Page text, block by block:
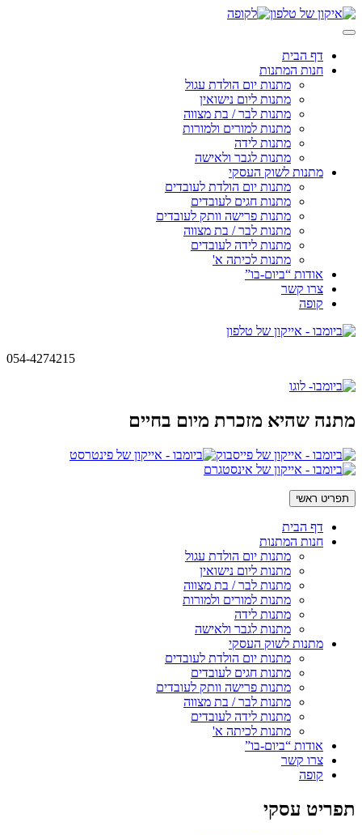
Skip
to
דף הבית
חנות המתנות
מתנות יום הולדת עגול
מתנות ליום נישואין
מתנות לבר / בת מצווה
מתנות למורים ולמורות
מתנות לידה
מתנות לגבר ולאישה
מתנות לשוק העסקי
מתנות יום הולדת לעובדים
מתנות חגים לעובדים
מתנות פרישה וותק לעובדים
מתנות לבר / בת מצווה
מתנות לידה לעובדים
מתנות לכיתה א'
אודות “ביום-בו”
צרו קשר
קופה
054-4274215
מתנה שהיא מזכרת מיום בחיים
תפריט ראשי
דף הבית
חנות המתנות
מתנות יום הולדת עגול
מתנות ליום נישואין
מתנות לבר / בת מצווה
מתנות למורים ולמורות
מתנות לידה
מתנות לגבר ולאישה
מתנות לשוק העסקי
מתנות יום הולדת לעובדים
מתנות חגים לעובדים
מתנות פרישה וותק לעובדים
מתנות לבר / בת מצווה
מתנות לידה לעובדים
מתנות לכיתה א'
אודות “ביום-בו”
צרו קשר
קופה
תפריט עסקי